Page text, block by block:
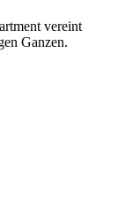
vereint
Ganzen.